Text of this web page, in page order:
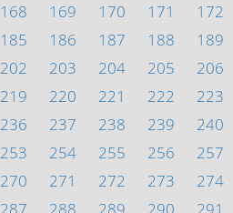
168 169 170 171 172
185 186 187 188 189
202 203 204 205 206
219 220 221 222 223
236 237 238 239 240
253 254 255 256 257
270 271 272 273 274